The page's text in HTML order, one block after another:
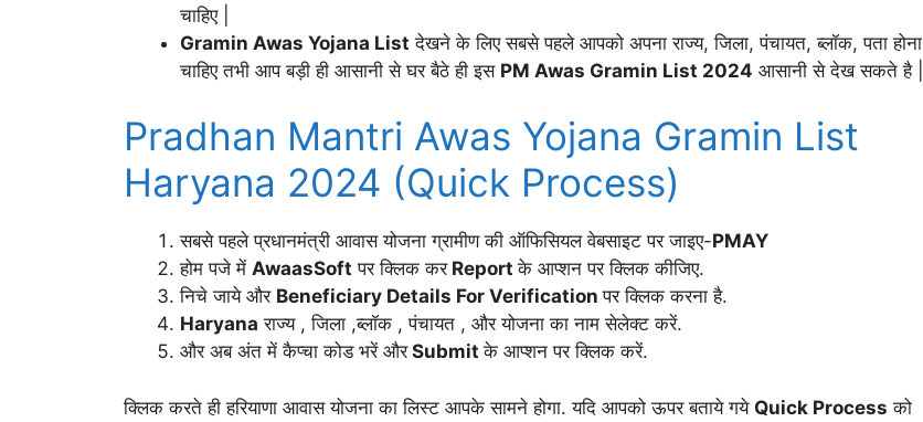
चाहिए |
Gramin Awas Yojana List देखने के लिए सबसे पहले आपको अपना राज्य, जिला, पंचायत, ब्लॉक, पता होना
चाहिए तभी आप बड़ी ही आसानी से घर बैठे ही इस PM Awas Gramin List 2024 आसानी से देख सकते है |
Pradhan Mantri Awas Yojana Gramin List
Haryana 2024 (Quick Process)
सबसे पहले प्रधानमंत्री आवास योजना ग्रामीण की ऑफिसियल वेबसाइट पर जाइए-PMAY
होम पजे में AwaasSoft पर क्लिक करReportके आप्शन पर क्लिक कीजिए.
निचे जाये और Beneficiary Details For Verificationपर क्लिक करना है.
Haryana राज्य , जिला ,ब्लॉक , पंचायत , और योजना का नाम सेलेक्ट करें.
और अब अंत में कैप्चा कोड भरें औरSubmitके आप्शन पर क्लिक करें.
क्लिक करते ही हरियाणा आवास योजना का लिस्ट आपके सामने होगा. यदि आपको ऊपर बताये गये Quick Process को